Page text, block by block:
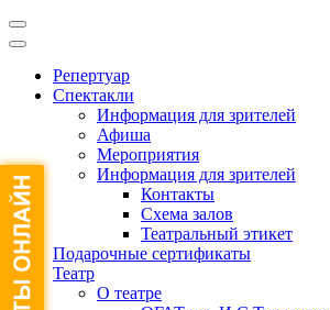
Репертуар
Спектакли
Информация для зрителей
Афиша
Мероприятия
Информация для зрителей
Контакты
Схема залов
Театральный этикет
Подарочные сертификаты
Театр
О театре